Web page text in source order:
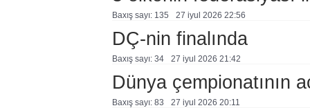
Baxış sayı: 135 27 i̇yul 2026 22:56
DÇ-nin finalında
Baxış sayı: 34 27 i̇yul 2026 21:42
Dünya çempionatının
Baxış sayı: 83 27 i̇yul 2026 20:11